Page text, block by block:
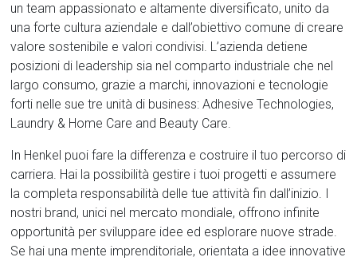
un team appassionato e altamente diversificato, unito da
una forte cultura aziendale e dall’obiettivo comune di creare
valore sostenibile e valori condivisi. L’azienda detiene
posizioni di leadership sia nel comparto industriale che nel
largo consumo, grazie a marchi, innovazioni e tecnologie
forti nelle sue tre unità di business: Adhesive Technologies,
Laundry & Home Care and Beauty Care.
In Henkel puoi fare la differenza e costruire il tuo percorso di
carriera. Hai la possibilità gestire i tuoi progetti e assumere
la completa responsabilità delle tue attività fin dall’inizio. I
nostri brand, unici nel mercato mondiale, offrono infinite
opportunità per sviluppare idee ed esplorare nuove strade.
Se hai una mente imprenditoriale, orientata a idee innovative